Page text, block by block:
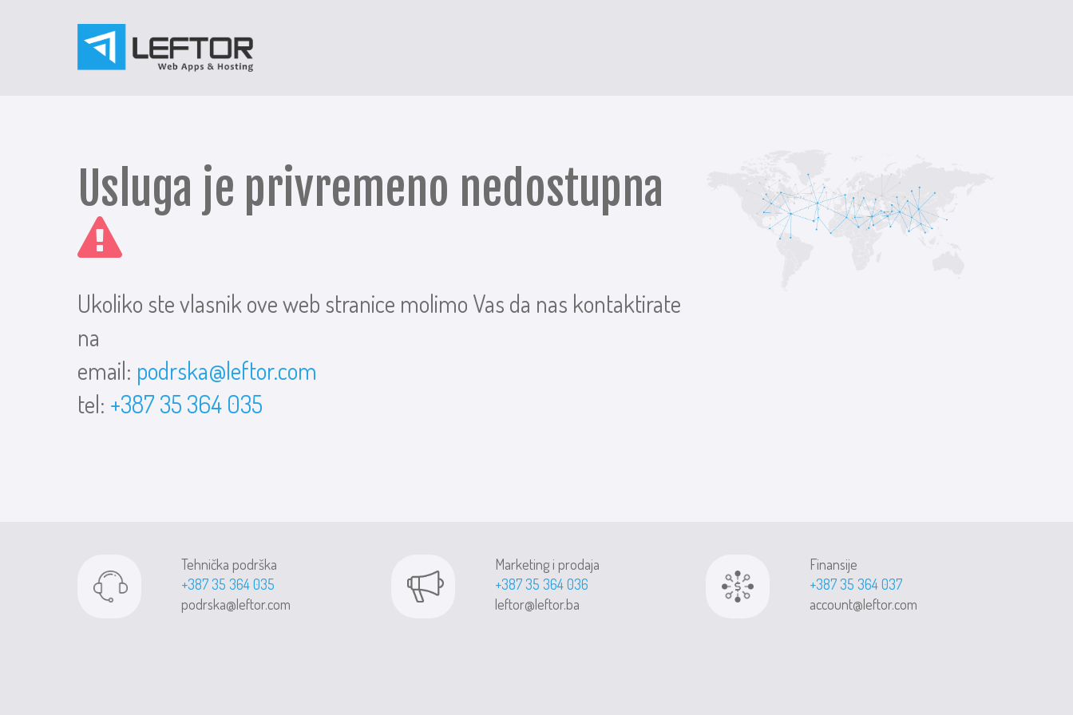
Usluga je privremeno nedostupna
Ukoliko ste vlasnik ove web stranice molimo Vas da nas kontaktirate
na
email: podrska@leftor.com
tel: +387 35 364 035
Tehnička podrška
+387 35 364 035
podrska@leftor.com
Marketing i prodaja
+387 35 364 036
leftor@leftor.ba
Finansije
+387 35 364 037
account@leftor.com